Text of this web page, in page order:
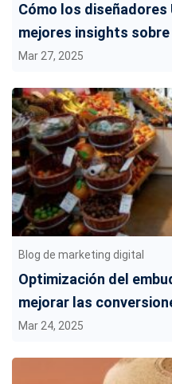
Cómo los diseñadores
mejores insights sobre
usuario
Mar 27, 2025
Blog de marketing digital
Optimización del
mejorar las
Mar 24, 2025